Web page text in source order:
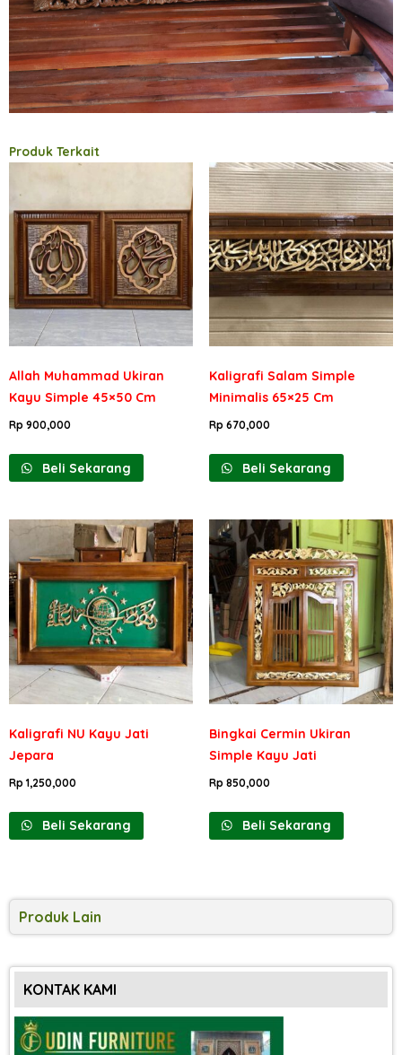
Produk Terkait
Allah Muhammad Ukiran
Kayu Simple 45×50 Cm
Rp 900,000
Beli Sekarang
Kaligrafi Salam Simple
Minimalis 65×25 Cm
Rp670,000
Beli Sekarang
Kaligrafi NU Kayu Jati
Jepara
Rp 1,250,000
Beli Sekarang
Bingkai Cermin Ukiran
Simple Kayu Jati
Rp850,000
Beli Sekarang
Produk Lain
KONTAK KAMI